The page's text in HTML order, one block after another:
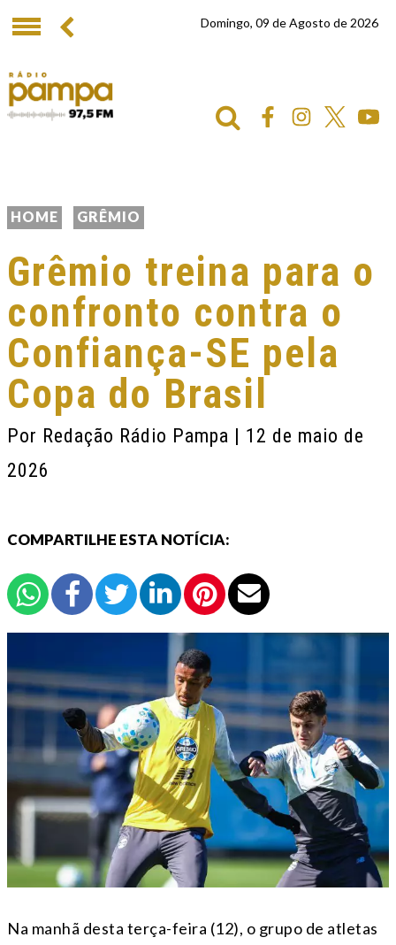
Domingo, 09 de Agosto de 2026
HOME GRÊMIO
Grêmio treina para o
confronto contra o
Confiança-SE pela
Copa do Brasil
Por Redação Rádio Pampa | 12 de maio de
2026
COMPARTILHE ESTA NOTÍCIA:
Na manhã desta terça-feira (12), o grupo de atletas